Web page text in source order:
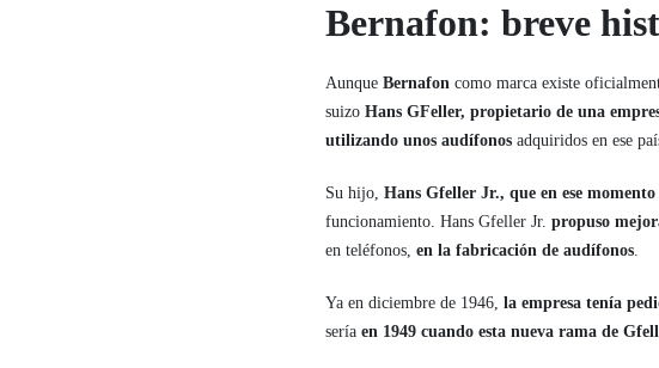
Bernafon: breve
Aunque Bernafon como marca existe
suizo Hans GFeller, propietario de una
utilizando unos audífonos adquiridos en ese
Su hijo, Hans Gfeller Jr., que en ese
funcionamiento. Hans Gfeller Jr. propuso
en teléfonos, en la fabricación de audífonos.
Ya en diciembre de 1946, la empresa tenía
sería en 1949 cuando esta nueva rama de